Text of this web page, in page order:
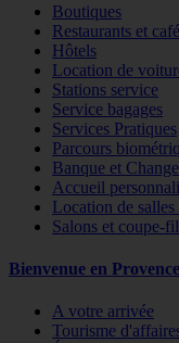
Boutiques
Restaurants et
Hôtels
Location de
Stations service
Service bagages
Services Pratiques
Parcours
Banque et Change
Accueil
Location de salles
Salons et coupe-
Bienvenue en Provence
A votre arrivée
Tourisme